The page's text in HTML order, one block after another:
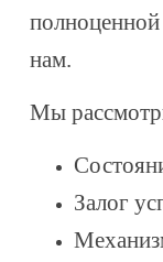
нам.
Мы
Залог